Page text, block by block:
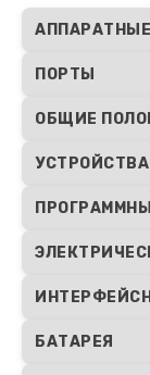
ПОРТЫ
ОБЩИЕ
УСТРОЙСТВА
БАТАРЕЯ